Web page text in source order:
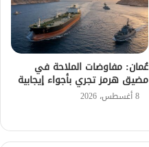
عُمان: مفاوضات الملاحة في
مضيق هرمز تجري بأجواء إيجابية
8 أغسطس، 2026